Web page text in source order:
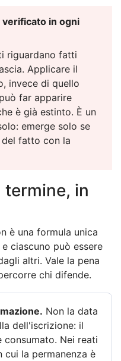
in ogni
riguardano fatti
Applicare il
invece di quello
far apparire
è già estinto. È un
emerge solo se
fatto con la
termine, in
è una formula unica
ciascuno può essere
altri. Vale la pena
chi difende.
Non la data
dell'iscrizione: il
Nei reati
cui la permanenza è